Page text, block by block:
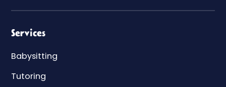
Services
Babysitting
Tutoring